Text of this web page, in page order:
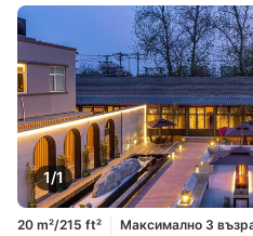
1/1
20 m²/215 ft² Максимално 3